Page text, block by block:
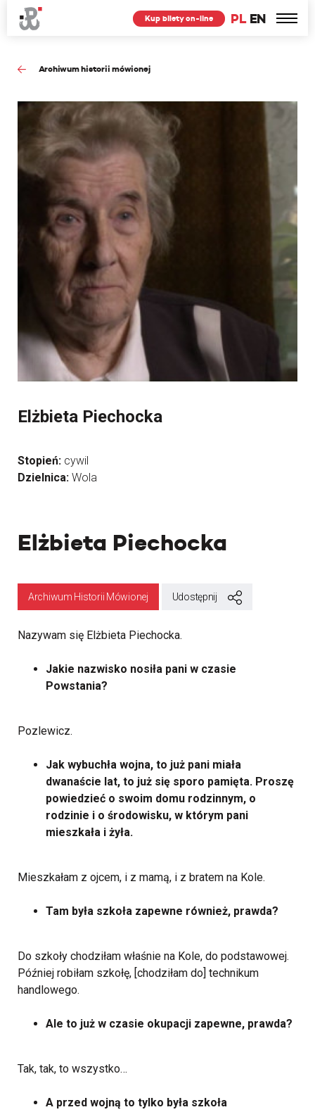
PL EN
Kup bilety on-line
Archiwum historii mówionej
Elżbieta Piechocka
Archiwum Historii Mówionej Udostępnij
Nazywam się Elżbieta Piechocka.
Jakie nazwisko nosiła pani w czasie
Powstania?
Pozlewicz.
Jak wybuchła wojna, to już pani miała
dwanaście lat, to już się sporo pamięta. Proszę
powiedzieć o swoim domu rodzinnym, o
rodzinie i o środowisku, w którym pani
mieszkała i żyła.
Mieszkałam z ojcem, i z mamą, i z bratem na Kole.
Tam była szkoła zapewne również, prawda?
Do szkoły chodziłam właśnie na Kole, do podstawowej.
Później robiłam szkołę, [chodziłam do] technikum
handlowego.
Ale to już w czasie okupacji zapewne, prawda?
Tak, tak, to wszystko…
A przed wojną to tylko była szkoła
Elżbieta Piechocka
Stopień: cywil
Dzielnica: Wola